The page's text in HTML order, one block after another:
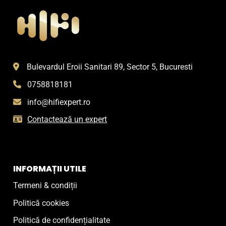
Bulevardul Eroii Sanitari 89, Sector 5, Bucuresti
0758818181
info@hifiexpert.ro
Contactează un expert
INFORMAȚII UTILE
Termeni & condiții
Politică cookies
Politică de confidențialitate